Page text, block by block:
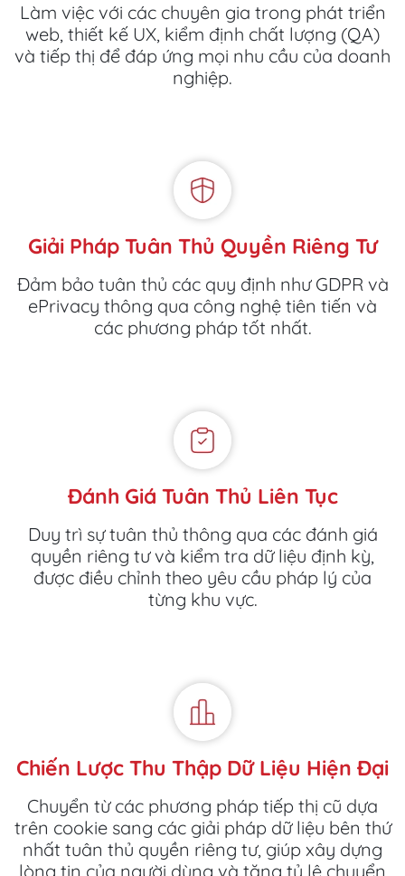
Làm việc với các chuyên gia trong phát triển
web, thiết kế UX, kiểm định chất lượng (QA)
và tiếp thị để đáp ứng mọi nhu cầu của doanh
nghiệp.
Giải Pháp Tuân Thủ Quyền Riêng Tư
Đảm bảo tuân thủ các quy định như GDPR và
ePrivacy thông qua công nghệ tiên tiến và
các phương pháp tốt nhất.
Đánh Giá Tuân Thủ Liên Tục
Duy trì sự tuân thủ thông qua các đánh giá
quyền riêng tư và kiểm tra dữ liệu định kỳ,
được điều chỉnh theo yêu cầu pháp lý của
từng khu vực.
Chiến Lược Thu Thập Dữ Liệu Hiện Đại
Chuyển từ các phương pháp tiếp thị cũ dựa
trên cookie sang các giải pháp dữ liệu bên thứ
nhất tuân thủ quyền riêng tư, giúp xây dựng
lòng tin của người dùng và tăng tỷ lệ chuyển